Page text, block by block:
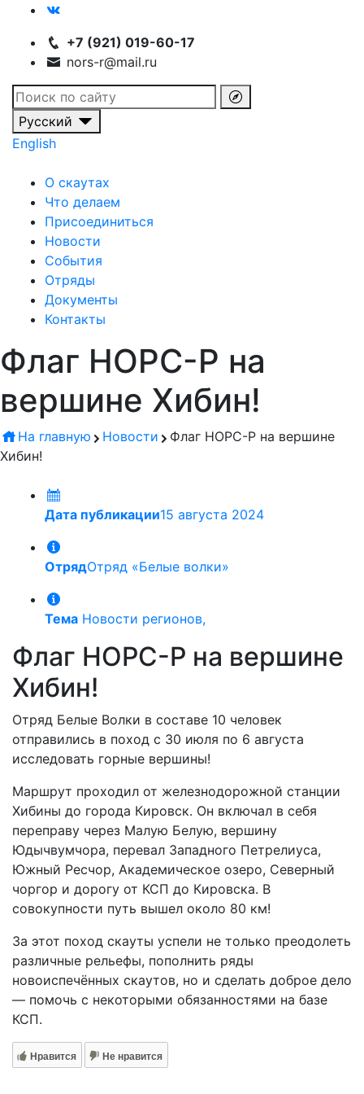
+7 (921) 019-60-17
nors-r@mail.ru
Русский
English
О скаутах
Что делаем
Присоединиться
Новости
События
Отряды
Документы
Контакты
Флаг НОРС-Р на
вершине Хибин!
На главную Новости
Флаг НОРС-Р на вершине
Хибин!
Дата публикации15 августа 2024
ОтрядОтряд «Белые волки»
Тема Новости регионов,
Флаг НОРС-Р на вершине
Хибин!
Отряд Белые Волки в составе 10 человек
отправились в поход с 30 июля по 6 августа
исследовать горные вершины!
Маршрут проходил от железнодорожной станции
Хибины до города Кировск. Он включал в себя
переправу через Малую Белую, вершину
Юдычвумчора, перевал Западного Петрелиуса,
Южный Ресчор, Академическое озеро, Северный
чоргор и дорогу от КСП до Кировска. В
совокупности путь вышел около 80 км!
За этот поход скауты успели не только преодолеть
различные рельефы, пополнить ряды
новоиспечённых скаутов, но и сделать доброе дело
— помочь с некоторыми обязанностями на базе
КСП.
Нравится Не нравится